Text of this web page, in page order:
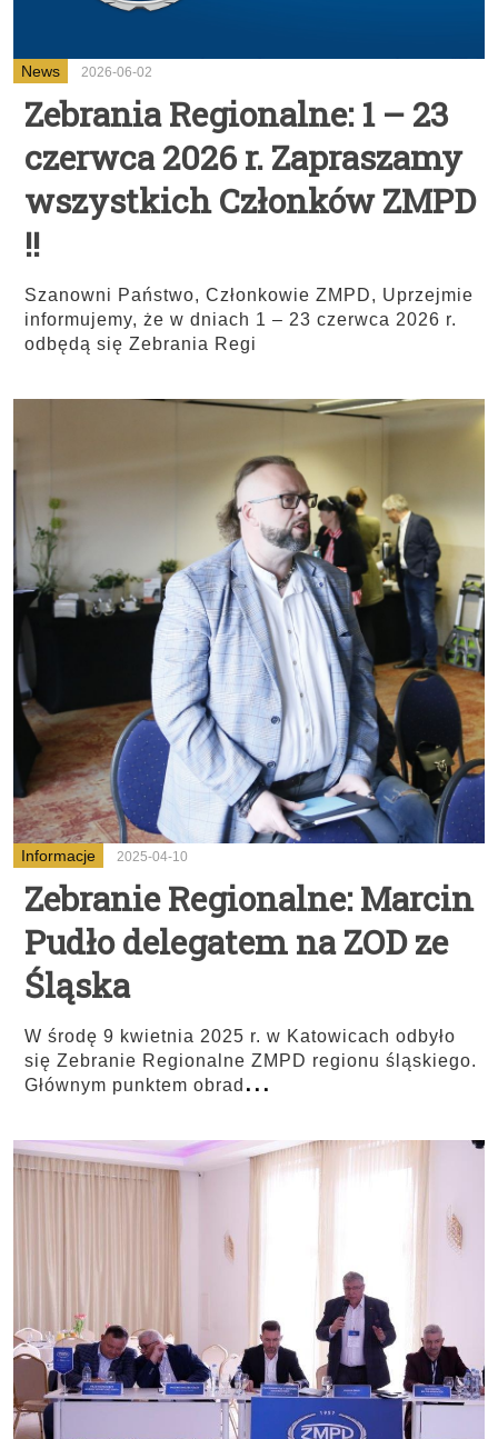
News 2026-06-02
Zebrania Regionalne: 1 – 23
czerwca 2026 r. Zapraszamy
wszystkich Członków ZMPD
!!
Szanowni Państwo, Członkowie ZMPD, Uprzejmie
informujemy, że w dniach 1 – 23 czerwca 2026 r.
odbędą się Zebrania Regi
Informacje 2025-04-10
Zebranie Regionalne: Marcin
Pudło delegatem na ZOD ze
Śląska
W środę 9 kwietnia 2025 r. w Katowicach odbyło
się Zebranie Regionalne ZMPD regionu śląskiego.
Głównym punktem obrad ...